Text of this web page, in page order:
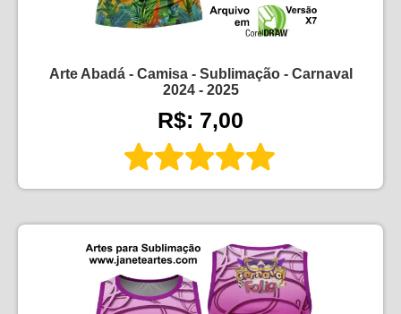
Arte Abadá - Camisa - Sublimação - Carnaval
2024 - 2025
R$: 7,00